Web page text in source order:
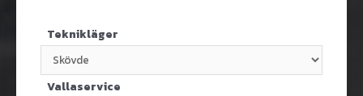
Teknikläger
Vallaservice